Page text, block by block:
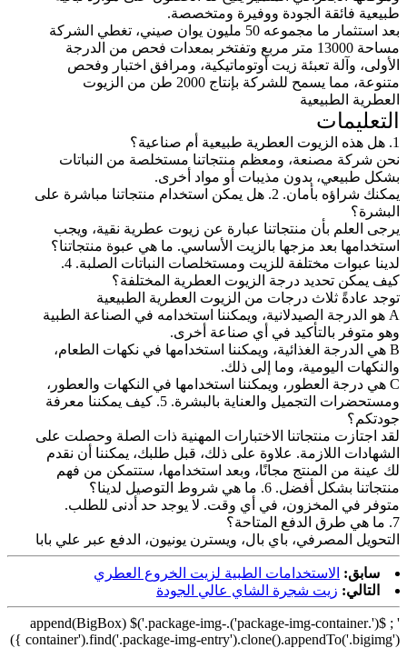
طبيعية فائقة الجودة ووفيرة ومتخصصة.
بعد استثمار ما مجموعه 50 مليون يوان صيني، تغطي الشركة
مساحة 13000 متر مربع وتفتخر بمعدات فحص من الدرجة
الأولى، وآلة تعبئة زيت أوتوماتيكية، ومرافق اختبار وفحص
متنوعة، مما يسمح للشركة بإنتاج 2000 طن من الزيوت
العطرية الطبيعية
التعليمات
1. هل هذه الزيوت العطرية طبيعية أم صناعية؟
نحن شركة مصنعة، ومعظم منتجاتنا مستخلصة من النباتات
بشكل طبيعي، بدون مذيبات أو مواد أخرى.
يمكنك شراؤه بأمان. 2. هل يمكن استخدام منتجاتنا مباشرة على
البشرة؟
يرجى العلم بأن منتجاتنا عبارة عن زيوت عطرية نقية، ويجب
استخدامها بعد مزجها بالزيت الأساسي. ما هي عبوة منتجاتنا؟
لدينا عبوات مختلفة للزيت ومستخلصات النباتات الصلبة. 4.
كيف يمكن تحديد درجة الزيوت العطرية المختلفة؟
توجد عادةً ثلاث درجات من الزيوت العطرية الطبيعية
A هو الدرجة الصيدلانية، ويمكننا استخدامه في الصناعة الطبية
وهو متوفر بالتأكيد في أي صناعة أخرى.
B هي الدرجة الغذائية، ويمكننا استخدامها في نكهات الطعام،
والنكهات اليومية، وما إلى ذلك.
C هي درجة العطور، ويمكننا استخدامها في النكهات والعطور،
ومستحضرات التجميل والعناية بالبشرة. 5. كيف يمكننا معرفة
جودتكم؟
لقد اجتازت منتجاتنا الاختبارات المهنية ذات الصلة وحصلت على
الشهادات اللازمة. علاوة على ذلك، قبل طلبك، يمكننا أن نقدم
لك عينة من المنتج مجانًا، وبعد استخدامها، ستتمكن من فهم
منتجاتنا بشكل أفضل. 6. ما هي شروط التوصيل لدينا؟
متوفر في المخزون، في أي وقت. لا يوجد حد أدنى للطلب.
7. ما هي طرق الدفع المتاحة؟
التحويل المصرفي، باي بال، ويسترن يونيون، الدفع عبر علي بابا
سابق: الاستخدامات الطبية لزيت الخروع العطري
التالي: زيت شجرة الشاي عالي الجودة
' ; $('.package-img-container').append(BigBox) $('.package-img-
container').find('.package-img-entry').clone().appendTo('.bigimg') })